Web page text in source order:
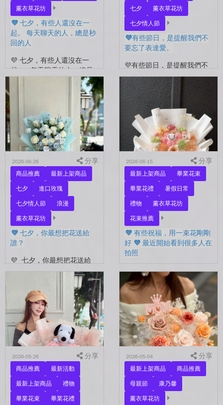
薰衣草花坊
💜 七夕，有些人還沒在一
起。 每天聊天的人，總是秒
回的人
💜 七夕，有些人還沒在一
起。 每天聊天的人，總是
秒回的人， 會記得你愛喝什
麼、喜歡什麼的人。 你們
沒有說過喜歡，卻早已習慣
彼此存在。 七夕快到...
七夕
薰衣草花坊
七夕情人節
💜有些節日，是提醒我們不
要忘了表達愛。
💜有些節日，是提醒我們不
要忘了表達愛。 平常的日
子，總是忙著工作、忙著生
活。 那些想說的謝謝、想
說的辛苦了、想說的我愛
你。 常常就這樣，留到了
下...
2026-06-26 分享
商品推薦
最新上架商品
七夕
進口玫瑰
七夕情人節
浪漫
薰衣草花坊
💜 七夕，你最想把花送給
誰？
💜 七夕，你最想把花送給
誰？ 是陪你走過每一天的
另一半，是一直默默支持你
的家人，還是那個努力生活
的自己？ 花，不一定要等
到特別的人才能收到。...
2026-06-15 分享
最新上架商品
畢業花束
畢業花禮
暑假日常
禮物
薰衣草花坊
花束推薦
💜 有些祝福，用一束花剛剛
好 💜 最近開始看到很多人在
拍照
💜 有些祝福，用一束花剛剛
好 💜 最近開始看到很多人
在拍照📷 穿著學士服、抱著
花束，笑著紀錄這段重要的
時光🤍 一路走到現在，一
定有很多不容易。 熬過考
試...
2026-05-26 分享
商品推薦
最新活動
最新上架商品
禮物
畢業花束
畢業花禮
2026-05-04 分享
最新上架商品
商品推薦
母親節
康乃馨
薰衣草花坊